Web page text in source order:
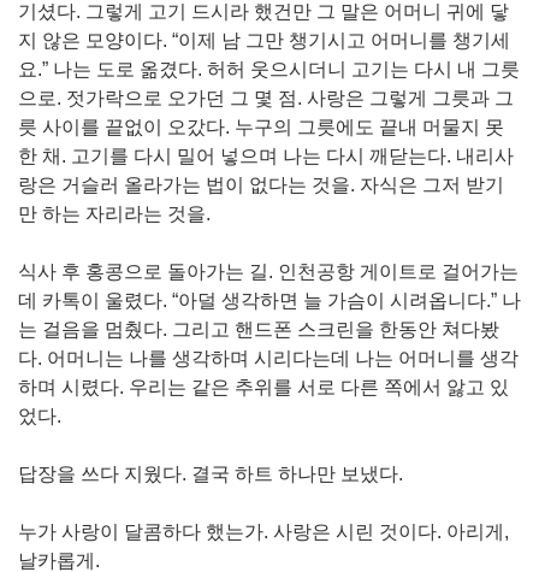
기셨다. 그렇게 고기 드시라 했건만 그 말은 어머니 귀에 닿
지 않은 모양이다. “이제 남 그만 챙기시고 어머니를 챙기세
요.” 나는 도로 옮겼다. 허허 웃으시더니 고기는 다시 내 그릇
으로. 젓가락으로 오가던 그 몇 점. 사랑은 그렇게 그릇과 그
릇 사이를 끝없이 오갔다. 누구의 그릇에도 끝내 머물지 못
한 채. 고기를 다시 밀어 넣으며 나는 다시 깨닫는다. 내리사
랑은 거슬러 올라가는 법이 없다는 것을. 자식은 그저 받기
만 하는 자리라는 것을.
식사 후 홍콩으로 돌아가는 길. 인천공항 게이트로 걸어가는
데 카톡이 울렸다. “아덜 생각하면 늘 가슴이 시려옵니다.” 나
는 걸음을 멈췄다. 그리고 핸드폰 스크린을 한동안 쳐다봤
다. 어머니는 나를 생각하며 시리다는데 나는 어머니를 생각
하며 시렸다. 우리는 같은 추위를 서로 다른 쪽에서 앓고 있
었다.
답장을 쓰다 지웠다. 결국 하트 하나만 보냈다.
누가 사랑이 달콤하다 했는가. 사랑은 시린 것이다. 아리게,
날카롭게.